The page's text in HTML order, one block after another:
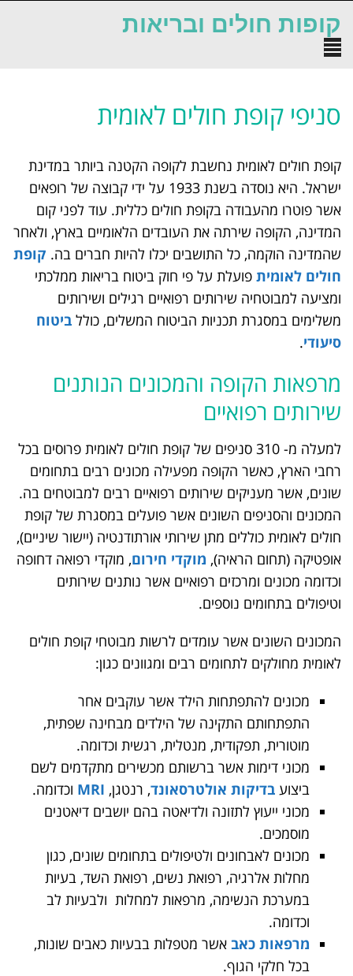
קופות חולים ובריאות
תפריט
סניפי קופת חולים לאומית
קופת חולים לאומית נחשבת לקופה הקטנה ביותר במדינת
ישראל. היא נוסדה בשנת 1933 על ידי קבוצה של רופאים
אשר פוטרו מהעבודה בקופת חולים כללית. עוד לפני קום
המדינה, הקופה שירתה את העובדים הלאומיים בארץ, ולאחר
שהמדינה הוקמה, כל התושבים יכלו להיות חברים בה. קופת
חולים לאומית פועלת על פי חוק ביטוח בריאות ממלכתי
ומציעה למבוטחיה שירותים רפואיים רגילים ושירותים
משלימים במסגרת תכניות הביטוח המשלים, כולל ביטוח
סיעודי.
מרפאות הקופה והמכונים הנותנים
שירותים רפואיים
למעלה מ- 310 סניפים של קופת חולים לאומית פרוסים בכל
רחבי הארץ, כאשר הקופה מפעילה מכונים רבים בתחומים
שונים, אשר מעניקים שירותים רפואיים רבים למבוטחים בה.
המכונים והסניפים השונים אשר פועלים במסגרת של קופת
חולים לאומית כוללים מתן שירותי אורתודנטיה (יישור שיניים),
אופטיקה (תחום הראיה), מוקדי חירום, מוקדי רפואה דחופה
וכדומה מכונים ומרכזים רפואיים אשר נותנים שירותים
וטיפולים בתחומים נוספים.
המכונים השונים אשר עומדים לרשות מבוטחי קופת חולים
לאומית מחולקים לתחומים רבים ומגוונים כגון:
מכונים להתפתחות הילד אשר עוקבים אחר
התפתחותם התקינה של הילדים מבחינה שפתית,
מוטורית, תפקודית, מנטלית, רגשית וכדומה.
מכוני דימות אשר ברשותם מכשירים מתקדמים לשם
ביצוע בדיקות אולטרסאונד, רנטגן, MRI וכדומה.
מכוני ייעוץ לתזונה ולדיאטה בהם יושבים דיאטנים
מוסמכים.
מכונים לאבחונים ולטיפולים בתחומים שונים, כגון
מחלות אלרגיה, רפואת נשים, רפואת השד, בעיות
במערכת הנשימה, מרפאות למחלות ולבעיות לב
וכדומה.
מרפאות כאב אשר מטפלות בבעיות כאבים שונות,
בכל חלקי הגוף.